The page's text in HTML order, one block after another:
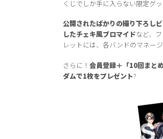
くじでしか手に入らない限定グ
公開されたばかりの撮り下ろし
したチェキ風ブロマイドなど、
レットには、各バンドのマネー
さらに！会員登録＋「10回まと
ダムで1枚をプレゼント?